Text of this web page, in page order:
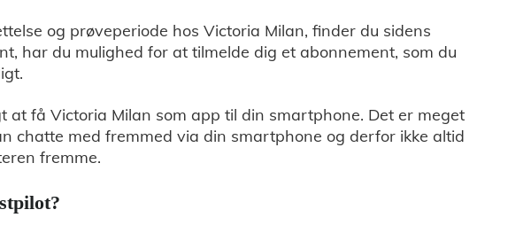
og prøveperiode hos Victoria Milan, finder du sidens
har du mulighed for at tilmelde dig et abonnement, som du
at få Victoria Milan som app til din smartphone. Det er meget
chatte med fremmed via din smartphone og derfor ikke altid
fremme.